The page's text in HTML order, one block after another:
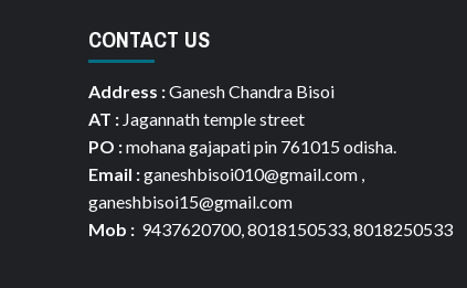
CONTACT US
Address :Ganesh Chandra Bisoi
AT :Jagannath temple street
PO :mohana gajapati pin 761015 odisha.
Email :ganeshbisoi010@gmail.com ,
ganeshbisoi15@gmail.com
Mob :9437620700, 8018150533, 8018250533